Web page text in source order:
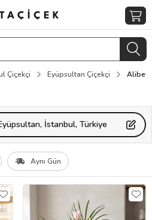
Çiçekçi Eyüpsultan Çiçekçi
İstanbul, Türkiye
Aynı Gün